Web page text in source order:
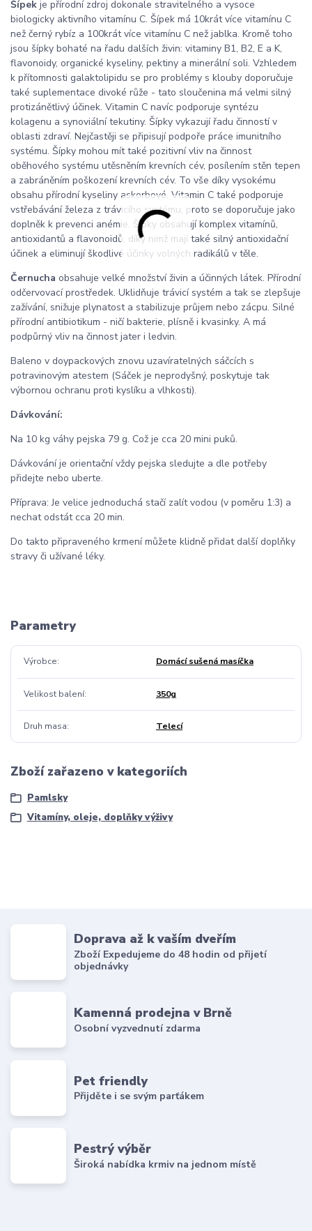
Šípek je přírodní zdroj dokonale stravitelného a vysoce
biologicky aktivního vitamínu C. Šípek má 10krát více vitamínu C
než černý rybíz a 100krát více vitamínu C než jablka. Kromě toho
jsou šípky bohaté na řadu dalších živin: vitaminy B1, B2, E a K,
flavonoidy, organické kyseliny, pektiny a minerální soli. Vzhledem
k přítomnosti galaktolipidu se pro problémy s klouby doporučuje
také suplementace divoké růže - tato sloučenina má velmi silný
protizánětlivý účinek. Vitamin C navíc podporuje syntézu
kolagenu a synoviální tekutiny. Šípky vykazují řadu činností v
oblasti zdraví. Nejčastěji se připisují podpoře práce imunitního
systému. Šípky mohou mít také pozitivní vliv na činnost
oběhového systému utěsněním krevních cév, posílením stěn tepen
a zabráněním poškození krevních cév. To vše díky vysokému
obsahu přírodní kyseliny askorbové. Vitamin C také podporuje
vstřebávání železa z trávicího systému, proto se doporučuje jako
doplněk k prevenci anémie. Šípky obsahují komplex vitamínů,
antioxidantů a flavonoidů, díky nimž mají také silný antioxidační
účinek a eliminují škodlivé účinky volných radikálů v těle.
Černucha obsahuje velké množství živin a účinných látek. Přírodní
odčervovací prostředek. Uklidňuje trávicí systém a tak se zlepšuje
zažívání, snižuje plynatost a stabilizuje průjem nebo zácpu. Silné
přírodní antibiotikum - ničí bakterie, plísně i kvasinky. A má
podpůrný vliv na činnost jater i ledvin.
Baleno v doypackových znovu uzavíratelných sáčcích s
potravinovým atestem (Sáček je neprodyšný, poskytuje tak
výbornou ochranu proti kyslíku a vlhkosti).
Dávkování:
Na 10 kg váhy pejska 79 g. Což je cca 20 mini puků.
Dávkování je orientační vždy pejska sledujte a dle potřeby
přidejte nebo uberte.
Příprava: Je velice jednoduchá stačí zalít vodou (v poměru 1:3) a
nechat odstát cca 20 min.
Do takto připraveného krmení můžete klidně přidat další doplňky
stravy či užívané léky.
Parametry
Výrobce Domácí sušená masíčka
Velikost balení 350g
Druh masa Telecí
Zboží zařazeno v kategoriích
Pamlsky
Vitamíny, oleje, doplňky výživy
Doprava až k vaším dveřím
Zboží Expedujeme do 48 hodin od přijetí
objednávky
Kamenná prodejna v Brně
Osobní vyzvednutí zdarma
Pet friendly
Přijděte i se svým parťákem
Pestrý výběr
Široká nabídka krmiv na jednom místě